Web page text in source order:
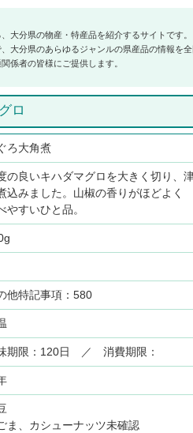
大分県の物産・特産品を紹介するサイトです。
大分県のあらゆるジャンルの県産品の情報を
係者の皆様にご提供します。
ロ
ろ大角煮
の良いキハダマグロを大きく切り、
込みました。山椒の香りがほどよく
やすいひと品。
他特記事項：580
期限：120日 ／ 消費期限：
ま、カシューナッツ未確認